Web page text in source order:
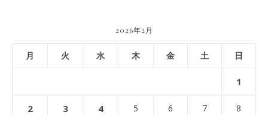
2026年2月
月 火 水 木 金 土 日
1
2 3 4 5 6 7 8